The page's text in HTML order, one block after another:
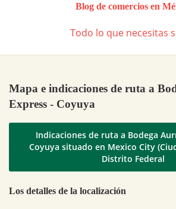
Blog de comercios en
Todo lo que necesitas
Mapa e indicaciones de ruta a
Express - Coyuya
Indicaciones de ruta a Bodega
Coyuya situado en Mexico City
Distrito Federal
Los detalles de la localización